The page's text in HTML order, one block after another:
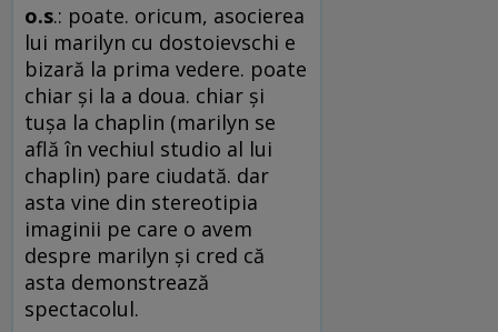
o.s.: poate. oricum, asocierea
lui marilyn cu dostoievschi e
bizară la prima vedere. poate
chiar şi la a doua. chiar şi
tuşa la chaplin (marilyn se
află în vechiul studio al lui
chaplin) pare ciudată. dar
asta vine din stereotipia
imaginii pe care o avem
despre marilyn şi cred că
asta demonstrează
spectacolul.